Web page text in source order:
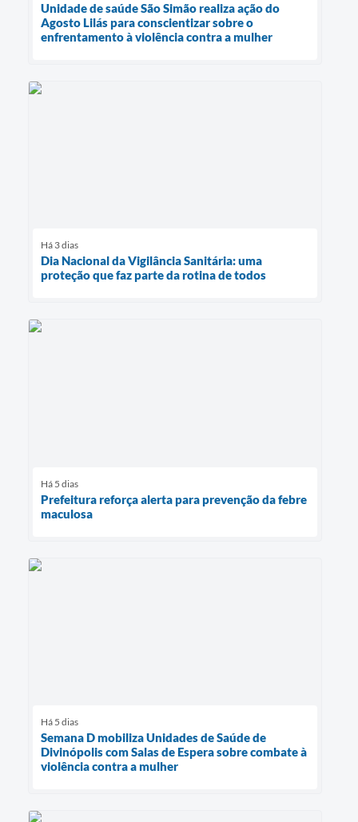
Unidade de saúde São Simão realiza ação do
Agosto Lilás para conscientizar sobre o
enfrentamento à violência contra a mulher
Há 3 dias
Dia Nacional da Vigilância Sanitária: uma
proteção que faz parte da rotina de todos
Há 5 dias
Prefeitura reforça alerta para prevenção da febre
maculosa
Há 5 dias
Semana D mobiliza Unidades de Saúde de
Divinópolis com Salas de Espera sobre combate à
violência contra a mulher